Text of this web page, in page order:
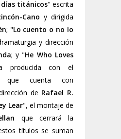
días titánicos" escrita
Cano y dirigida
; "Lo cuento o no lo
y dirección
; y "He Who Loves
producida con el
que cuenta con
de Rafael R.
Lear", el montaje de
que cerrará la
títulos se suman